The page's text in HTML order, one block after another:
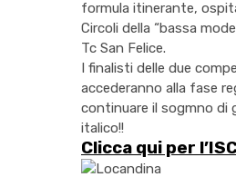
formula itinerante,
Circoli della “bassa
Tc San Felice.
I finalisti delle due
accederanno alla fase
continuare il sogmno di
italico!!
Clicca qui per l’